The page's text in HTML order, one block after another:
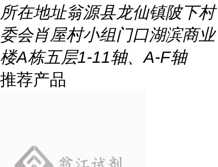
所在地址翁源县龙仙镇陂下村
委会肖屋村小组门口湖滨商业
楼A栋五层1-11轴、A-F轴
推荐产品